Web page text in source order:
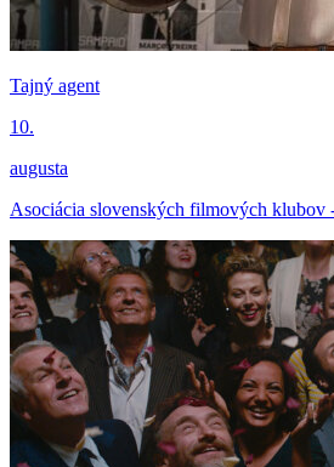
Tajný agent
10.
augusta
Asociácia slovenských filmových klubov